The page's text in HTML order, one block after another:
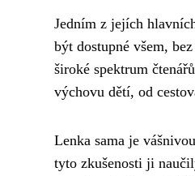
Jedním z jejích
být dostupné všem,
široké spektrum
výchovu dětí, od
Lenka sama je
tyto zkušenosti ji